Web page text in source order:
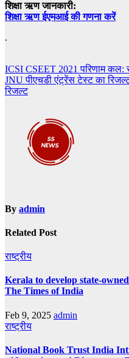
शिक्षा ऋण जानकारी:
शिक्षा ऋण ईएमआई की गणना करें
.
Post
navigation
ICSI CSEET 2021 परिणाम
JNU पीएचडी एंट्रेंस टेस्ट का
रिजल्ट
By admin
Related Post
राष्ट्रीय
Kerala to develop state-
The Times of India
Feb 9, 2025 admin
राष्ट्रीय
National Book Trust India